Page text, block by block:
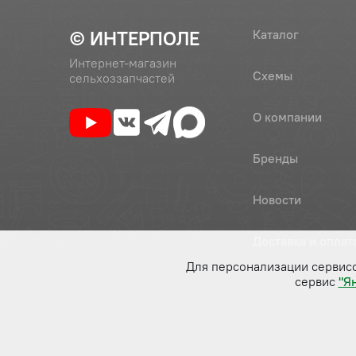
© ИНТЕРПОЛЕ
Интернет-магазин
сельхоззапчастей
Каталог
Схемы
О компании
Бренды
Новости
Для персонализации
сервис